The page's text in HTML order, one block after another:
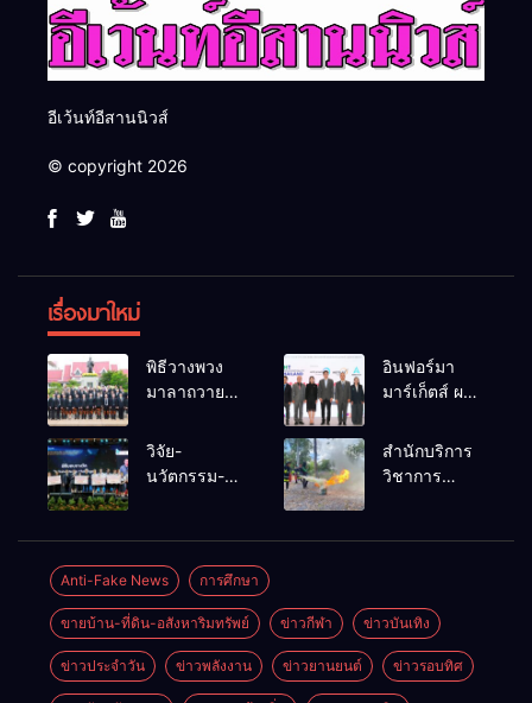
อีเว้นท์อีสานนิวส์
© copyright 2026
เรื่องมาใหม่
พิธีวางพวง
มาลาถวาย
เนื่องในวันรพี
ประจำปี
ฟุตบอลวันรพี
เพื่อเชื่อม
ความสัมพันธ์
อันดีของ
หน่วยงานใน
กระบวนการ
ยุติธรรม
อินฟอร์มา
มาร์เก็ตส์ ผนึก
ธุรกิจท่อง
เที่ยว-บริการ
Thailand
สร้างโอกาส
ธุรกิจครบ
วงจร ด้วยครับ
วิจัย-
นวัตกรรม-
ไทย และพลัง
ขับเคลื่อน
เศรษฐกิจ
ประเทศ
สำนักบริการ
วิชาการ
ศักยภาพเจ้า
หน้าที่ท้องถิ่น
รับมืออัคคีภัย
Anti-Fake News การศึกษา
ขายบ้าน-ที่ดิน-อสังหาริมทรัพย์ ข่าวกีฬา ข่าวบันเทิง
ข่าวประจำวัน ข่าวพลังงาน ข่าวยานยนต์ ข่าวรอบทิศ